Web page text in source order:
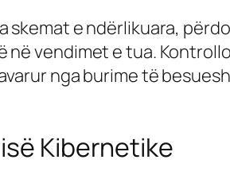
skemat e ndërlikuara,
në vendimet e tua.
nga burime të
Kibernetike